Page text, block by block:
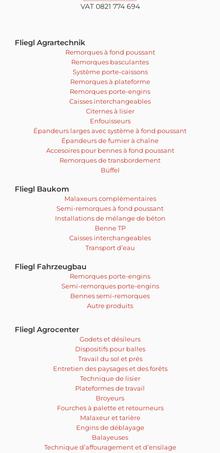
VAT 0821 774 694
Fliegl Agrartechnik
Remorques à fond poussant
Remorques basculantes
Système porte-caissons
Remorques à plateforme
Remorques porte-engins
Caisses interchangeables
Citernes à lisier
Enfouisseurs
Épandeurs larges avec système à fond poussant
Épandeurs de fumier à chaîne
Accesoires pour bennes à fond poussant
Remorques de transbordement
Büffel
Fliegl Baukom
Malaxeurs complémentaires
Semi-remorques à fond poussant
Installations de mélange de béton
Benne TP
Caisses interchangeables
Transport d’eau
Fliegl Fahrzeugbau
Remorques porte-engins
Semi-remorques porte-engins
Bennes semi-remorques
Autre produits
Fliegl Agrocenter
Godets et désileurs
Dispositifs pour balles
Travail du sol et prés
Entretien des paysages et des forêts
Technique de lisier
Plateformes de travail
Broyeurs
Fourches à palette et retourneurs
Malaxeur et tarière
Engins de déblayage
Balayeuses
Technique d’affouragement et d’ensilage